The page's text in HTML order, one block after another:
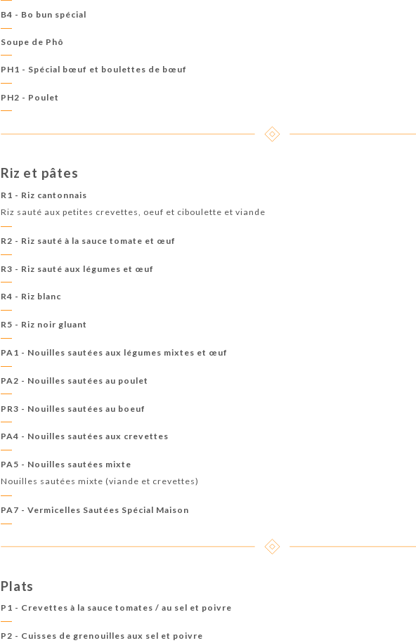
B4 - Bo bun spécial
Soupe de Phô
PH1 - Spécial bœuf et boulettes de bœuf
PH2 - Poulet
Riz et pâtes
R1 - Riz cantonnais
Riz sauté aux petites crevettes, oeuf et ciboulette et viande
R2 - Riz sauté à la sauce tomate et œuf
R3 - Riz sauté aux légumes et œuf
R4 - Riz blanc
R5 - Riz noir gluant
PA1 - Nouilles sautées aux légumes mixtes et œuf
PA2 - Nouilles sautées au poulet
PR3 - Nouilles sautées au boeuf
PA4 - Nouilles sautées aux crevettes
PA5 - Nouilles sautées mixte
Nouilles sautées mixte (viande et crevettes)
PA7 - Vermicelles Sautées Spécial Maison
Plats
P1 - Crevettes à la sauce tomates / au sel et poivre
P2 - Cuisses de grenouilles aux sel et poivre